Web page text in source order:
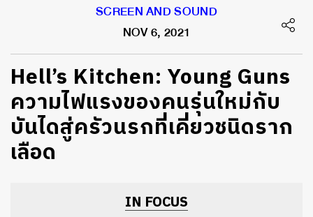
SCREEN AND SOUND
NOV 6, 2021
Hell’s Kitchen: Young Guns
ความไฟแรงของคนรุ่นใหม่กับ
บันไดสู่ครัวนรกที่เคี่ยวชนิดราก
เลือด
IN FOCUS